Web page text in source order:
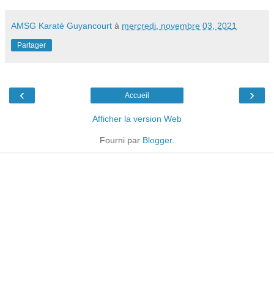
AMSG Karaté Guyancourt à mercredi, novembre 03, 2021
Partager
‹ ›
Accueil
Afficher la version Web
Fourni par Blogger.